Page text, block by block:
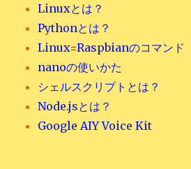
Linuxとは？
Pythonとは？
Linux=Raspbianのコマンド
nanoの使いかた
シェルスクリプトとは？
Node.jsとは？
Google AIY Voice Kit